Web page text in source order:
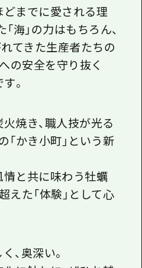
までに愛される理
海」の力はもちろん、
てきた生産者たちの
への安全を守り抜く
。
焼き、職人技が光る
「かき小町」という新
と共に味わう牡蠣
えた「体験」として心
、奥深い。